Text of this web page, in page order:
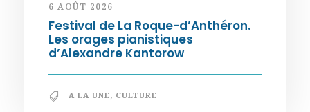
6 AOÛT 2026
Festival de La Roque-d’Anthéron.
Les orages pianistiques
d’Alexandre Kantorow
A LA UNE, CULTURE